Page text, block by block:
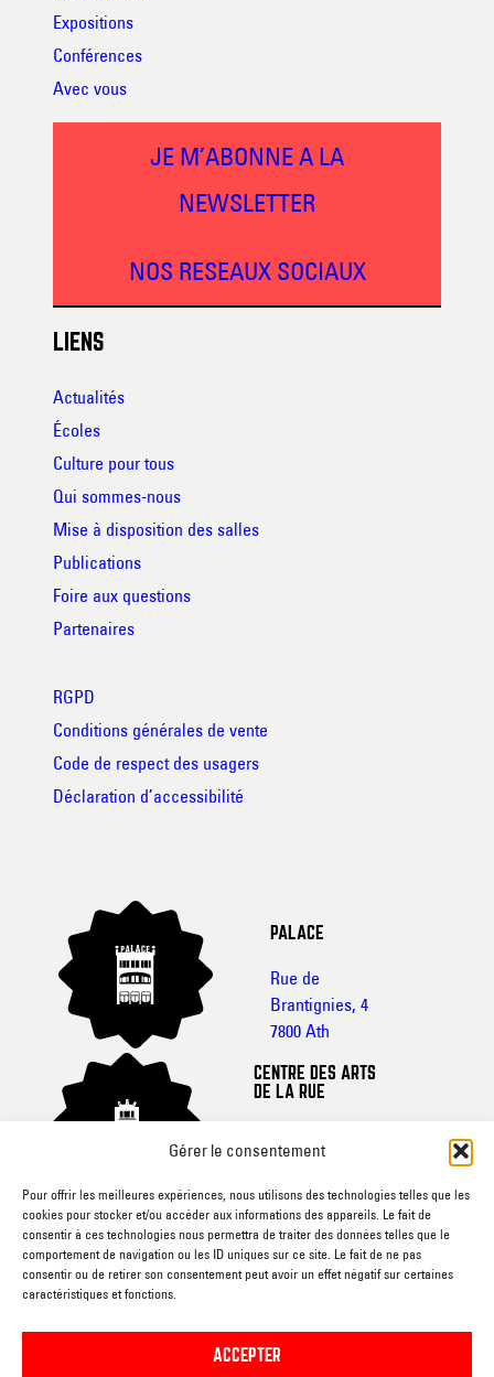
Gérer le consentement
Pour offrir les meilleures expériences, nous utilisons des technologies telles que les
cookies pour stocker et/ou accéder aux informations des appareils. Le fait de
consentir à ces technologies nous permettra de traiter des données telles que le
comportement de navigation ou les ID uniques sur ce site. Le fait de ne pas
consentir ou de retirer son consentement peut avoir un effet négatif sur certaines
caractéristiques et fonctions.
ACCEPTER
Expositions
Conférences
Avec vous
JE M’ABONNE A LA
NEWSLETTER
NOS RESEAUX SOCIAUX
LIENS
Actualités
Écoles
Culture pour tous
Qui sommes-nous
Mise à disposition des salles
Publications
Foire aux questions
Partenaires
RGPD
Conditions générales de vente
Code de respect des usagers
Déclaration d’accessibilité
PALACE
Rue de
Brantignies, 4
7800 Ath
CENTRE DES ARTS
DE LA RUE
22
7800 Ath
CINEMA L’ECRAN
Rue du
7800 Ath